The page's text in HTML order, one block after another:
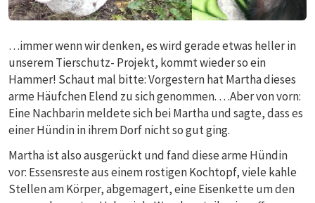
…immer wenn wir denken, es wird gerade etwas heller in
unserem Tierschutz- Projekt, kommt wieder so ein
Hammer! Schaut mal bitte: Vorgestern hat Martha dieses
arme Häufchen Elend zu sich genommen. …Aber von vorn:
Eine Nachbarin meldete sich bei Martha und sagte, dass es
einer Hündin in ihrem Dorf nicht so gut ging.
Martha ist also ausgerückt und fand diese arme Hündin
vor: Essensreste aus einem rostigen Kochtopf, viele kahle
Stellen am Körper, abgemagert, eine Eisenkette um den